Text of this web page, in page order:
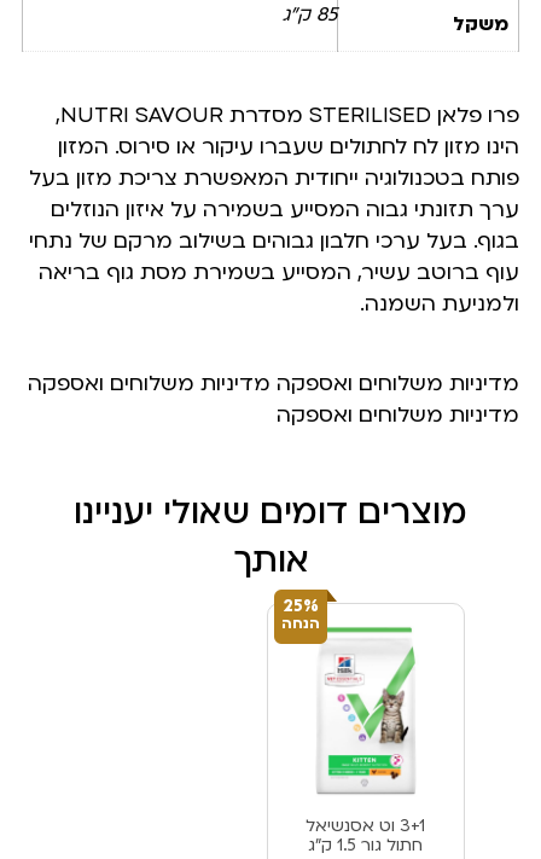
משקל 85 ק"ג
פרו פלאן STERILISED מסדרת NUTRI SAVOUR,
הינו מזון לח לחתולים שעברו עיקור או סירוס. המזון
פותח בטכנולוגיה ייחודית המאפשרת צריכת מזון בעל
ערך תזונתי גבוה המסייע בשמירה על איזון הנוזלים
בגוף. בעל ערכי חלבון גבוהים בשילוב מרקם של נתחי
עוף ברוטב עשיר, המסייע בשמירת מסת גוף בריאה
ולמניעת השמנה.
מדיניות משלוחים ואספקה מדיניות משלוחים ואספקה
מדיניות משלוחים ואספקה
מוצרים דומים שאולי יעניינו
אותך
25%
הנחה
3+1 וט אסנשיאל
חתול גור 1.5 ק”ג